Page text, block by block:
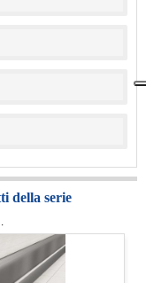
della serie